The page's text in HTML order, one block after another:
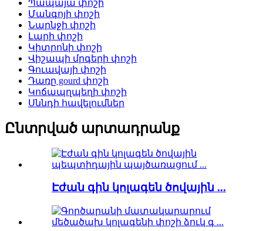
Պապայա փոշի
Մանգոյի փոշի
Նարնջի փոշի
Լարի փոշի
Կիտրոնի փոշի
Վիշապի մրգերի փոշի
Գուավայի փոշի
Դառը gourd փոշի
Կոճապղպեղի փոշի
Սննդի հավելումներ
Ընտրված արտադրանք
Էժան գին կոլագեն ծովային ...